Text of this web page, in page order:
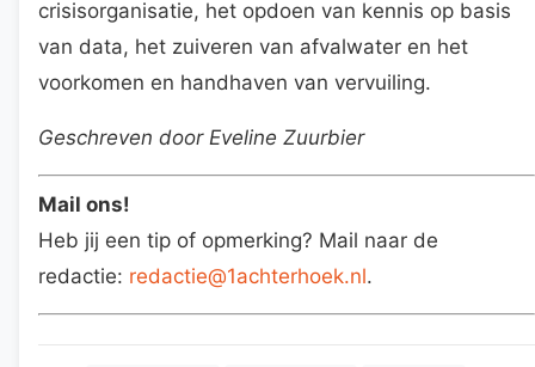
crisisorganisatie, het opdoen van kennis op basis
van data, het zuiveren van afvalwater en het
voorkomen en handhaven van vervuiling.
Geschreven door Eveline Zuurbier
Mail ons!
Heb jij een tip of opmerking? Mail naar de
redactie: redactie@1achterhoek.nl.